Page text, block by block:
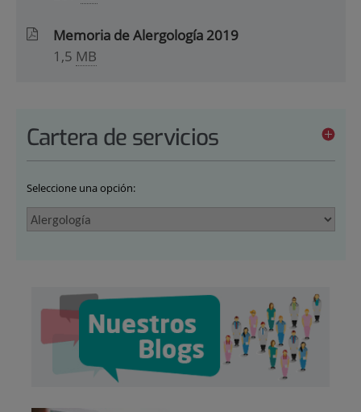
Memoria de Alergología 2019
1,5 MB
Cartera de servicios
Seleccione una opción: